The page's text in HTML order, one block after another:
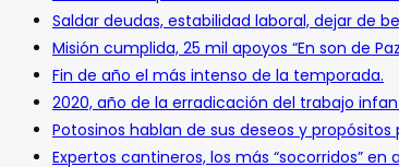
Saldar deudas, estabilidad laboral, dejar de
Misión cumplida, 25 mil apoyos “En son de
Fin de año el más intenso de la temporada.
2020, año de la erradicación del trabajo
Potosinos hablan de sus deseos y propósitos
Expertos cantineros, los más “socorridos” en